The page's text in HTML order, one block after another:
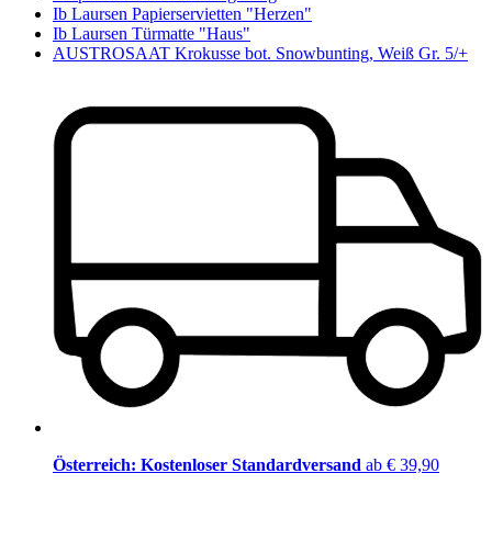
Ib Laursen Papierservietten "Herzen"
Ib Laursen Türmatte "Haus"
AUSTROSAAT Krokusse bot. Snowbunting, Weiß Gr. 5/+
Österreich: Kostenloser Standardversand ab € 39,90